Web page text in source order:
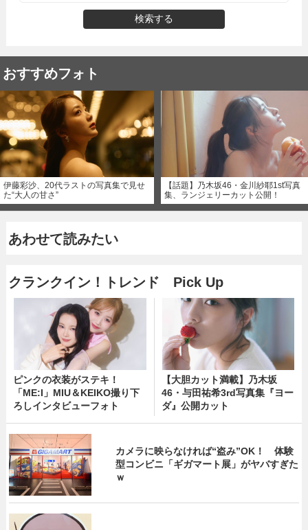
検索する
おすすめフォト
伊藤彩沙、20代ラストの写真集で見せ
た“大人の甘さ”
【話題】乃木坂46・金川紗耶1st写真
集、ランジェリーカット公開！
あわせて読みたい
クランクイン！トレンド Pick Up
ピンクの衣装がステキ！
「ME:I」MIU＆KEIKO撮り下
ろしインタビューフォト
【大胆カット満載】乃木坂
46・与田祐希3rd写真集『ヨー
ダ』公開カット
カメラに映らなければ“盗み”OK！ 体験
型コンビニ「ギガマート展」がヤバすぎた
ｗ